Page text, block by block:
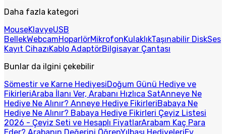
Daha fazla kategori
MouseKlavyeUSB
BellekWebcamHoparlörMikrofonKulaklıkTaşınabilir DiskSes
Kayıt CihazıKablo AdaptörBilgisayar Çantası
Bunlar da ilgini çekebilir
Sömestir ve Karne HediyesiDoğum Günü Hediye ve
FikirleriAraba İlanı Ver, Arabanı Hızlıca SatAnneye Ne
Hediye Ne Alınır? Anneye Hediye FikirleriBabaya Ne
Hediye Ne Alınır? Babaya Hediye Fikirleri Çeyiz Listesi
2026 - Çeyiz Seti ve Hesaplı FiyatlarArabam Kaç Para